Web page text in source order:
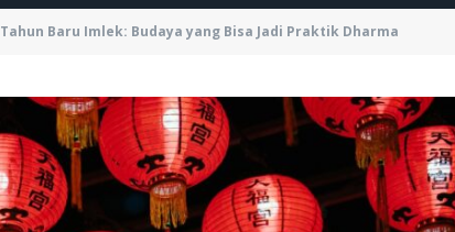
Tahun Baru Imlek: Budaya yang Bisa Jadi Praktik Dharma